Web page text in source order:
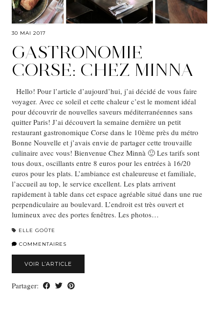
30 MAI 2017
GASTRONOMIE
CORSE: CHEZ MINNA
Hello! Pour l’article d’aujourd’hui, j’ai décidé de vous faire
voyager. Avec ce soleil et cette chaleur c’est le moment idéal
pour découvrir de nouvelles saveurs méditerranéennes sans
quitter Paris! J’ai découvert la semaine dernière un petit
restaurant gastronomique Corse dans le 10ème près du métro
Bonne Nouvelle et j’avais envie de partager cette trouvaille
culinaire avec vous! Bienvenue Chez Minnà 🙂 Les tarifs sont
tous doux, oscillants entre 8 euros pour les entrées à 16/20
euros pour les plats. L’ambiance est chaleureuse et familiale,
l’accueil au top, le service excellent. Les plats arrivent
rapidement à table dans cet espace agréable situé dans une rue
perpendiculaire au boulevard. L’endroit est très ouvert et
lumineux avec des portes fenêtres. Les photos…
ELLE GOÛTE
COMMENTAIRES
VOIR L’ARTICLE
Partager: